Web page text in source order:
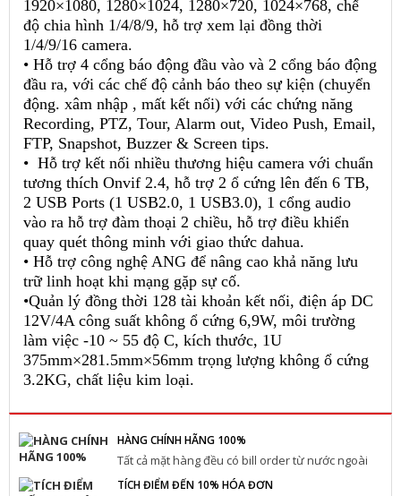
1920×1080, 1280×1024, 1280×720, 1024×768, chế
độ chia hình 1/4/8/9, hỗ trợ xem lại đồng thời
1/4/9/16 camera.
• Hỗ trợ 4 cổng báo động đầu vào và 2 cổng báo động
đầu ra, với các chế độ cảnh báo theo sự kiện (chuyển
động. xâm nhập , mất kết nối) với các chứng năng
Recording, PTZ, Tour, Alarm out, Video Push, Email,
FTP, Snapshot, Buzzer & Screen tips.
• Hỗ trợ kết nối nhiều thương hiệu camera với chuẩn
tương thích Onvif 2.4, hỗ trợ 2 ổ cứng lên đến 6 TB,
2 USB Ports (1 USB2.0, 1 USB3.0), 1 cổng audio
vào ra hỗ trợ đàm thoại 2 chiều, hỗ trợ điều khiển
quay quét thông minh với giao thức dahua.
• Hỗ trợ công nghệ ANG để nâng cao khả năng lưu
trữ linh hoạt khi mạng gặp sự cố.
•Quản lý đồng thời 128 tài khoản kết nối, điện áp DC
12V/4A công suất không ổ cứng 6,9W, môi trường
làm việc -10 ~ 55 độ C, kích thước, 1U
375mm×281.5mm×56mm trọng lượng không ổ cứng
3.2KG, chất liệu kim loại.
HÀNG CHÍNH HÃNG 100%
Tất cả mặt hàng đều có bill order từ nước ngoài
TÍCH ĐIỂM ĐẾN 10% HÓA ĐƠN